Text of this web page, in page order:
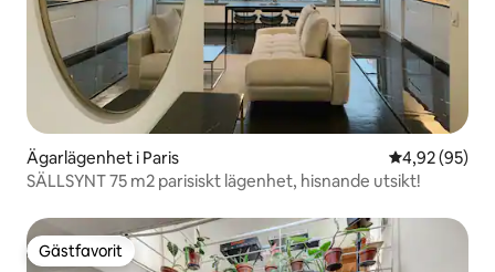
Ägarlägenhet i Paris 4,92 av 5 i
4,92 (95)
SÄLLSYNT 75 m2 parisiskt lägenhet, hisnande utsikt!
Gästfavorit
Gästfavorit